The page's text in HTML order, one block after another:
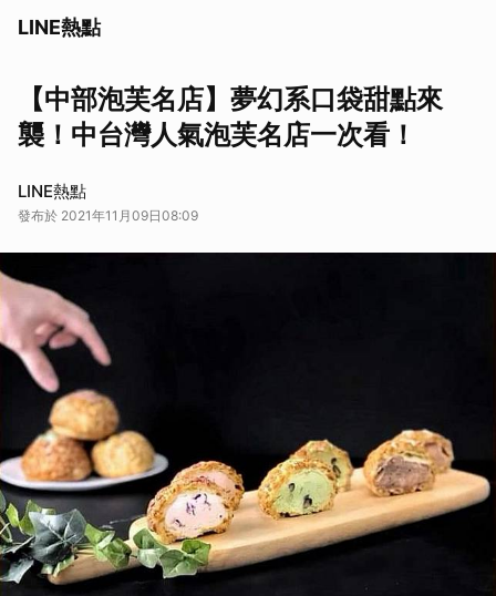
LINE熱點
【中部泡芙名店】夢幻系口袋甜點來
襲！中台灣人氣泡芙名店一次看！
LINE熱點
發布於 2021年11月09日08:09